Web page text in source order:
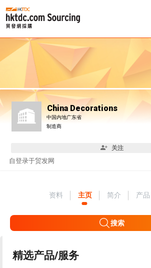
China Decorations
中国内地广东省
制造商
关注
自登录于贸发网
资料 主页 简介 产
搜索
精选产品/服务